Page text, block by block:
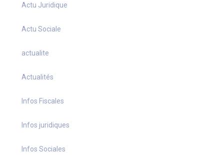
Actu Juridique
Actu Sociale
actualite
Actualités
Infos Fiscales
Infos juridiques
Infos Sociales